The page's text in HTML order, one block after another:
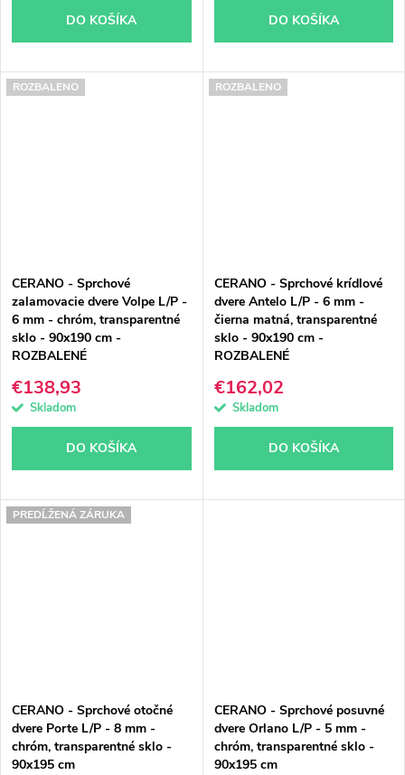
DO KOŠÍKA DO KOŠÍKA
ROZBALENO
CERANO - Sprchové
zalamovacie dvere Volpe L/P -
6 mm - chróm, transparentné
sklo - 90x190 cm -
ROZBALENÉ
€138,93
Skladom
DO KOŠÍKA
ROZBALENO
CERANO - Sprchové krídlové
dvere Antelo L/P - 6 mm -
čierna matná, transparentné
sklo - 90x190 cm -
ROZBALENÉ
€162,02
Skladom
DO KOŠÍKA
PREDĹŽENÁ ZÁRUKA
CERANO - Sprchové otočné
dvere Porte L/P - 8 mm -
chróm, transparentné sklo -
90x195 cm
CERANO - Sprchové posuvné
dvere Orlano L/P - 5 mm -
chróm, transparentné sklo -
90x195 cm